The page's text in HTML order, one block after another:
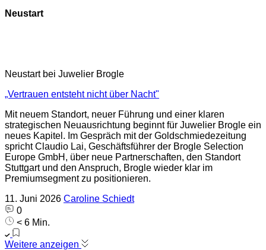
Neustart
Neustart bei Juwelier Brogle
„Vertrauen entsteht nicht über Nacht"
Mit neuem Standort, neuer Führung und einer klaren
strategischen Neuausrichtung beginnt für Juwelier Brogle ein
neues Kapitel. Im Gespräch mit der Goldschmiedezeitung
spricht Claudio Lai, Geschäftsführer der Brogle Selection
Europe GmbH, über neue Partnerschaften, den Standort
Stuttgart und den Anspruch, Brogle wieder klar im
Premiumsegment zu positionieren.
11. Juni 2026 Caroline Schiedt
0
< 6 Min.
Weitere anzeigen